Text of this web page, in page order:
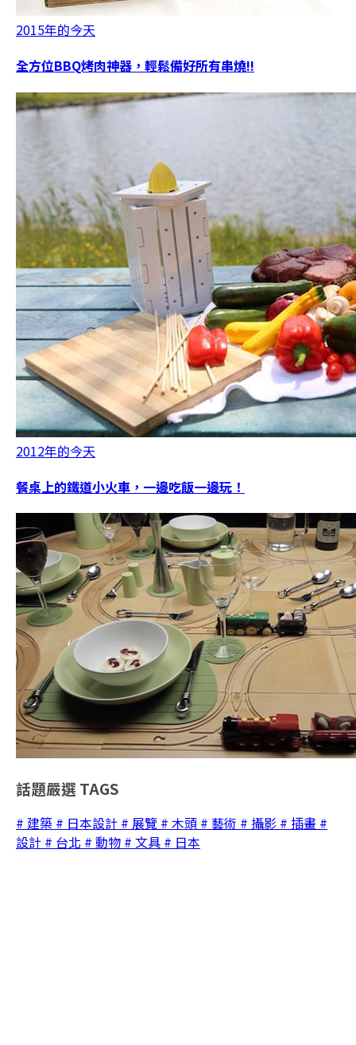
2015年的今天
全方位BBQ烤肉神器，輕鬆備好所有串燒!!
2012年的今天
餐桌上的鐵道小火車，一邊吃飯一邊玩！
話題嚴選 TAGS
# 建築 # 日本設計 # 展覽 # 木頭 # 藝術 # 攝影 # 插畫 #
設計 # 台北 # 動物 # 文具 # 日本